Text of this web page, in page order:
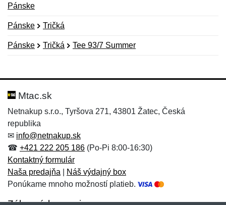
Pánske
Pánske Tričká
Pánske Tričká Tee 93/7 Summer
Hodnotenie:
Meno:*
E-mail:
Meno:
E-mail:*
Správa*
Mtac.sk
Netnakup s.r.o., Tyršova 271, 43801 Žatec, Česká
republika
✉ info@netnakup.sk
☎ +421 222 205 186 (Po-Pi 8:00-16:30)
Kontaktný formulár
Naša predajňa
Náš výdajný box
Ponúkame mnoho možností platieb.